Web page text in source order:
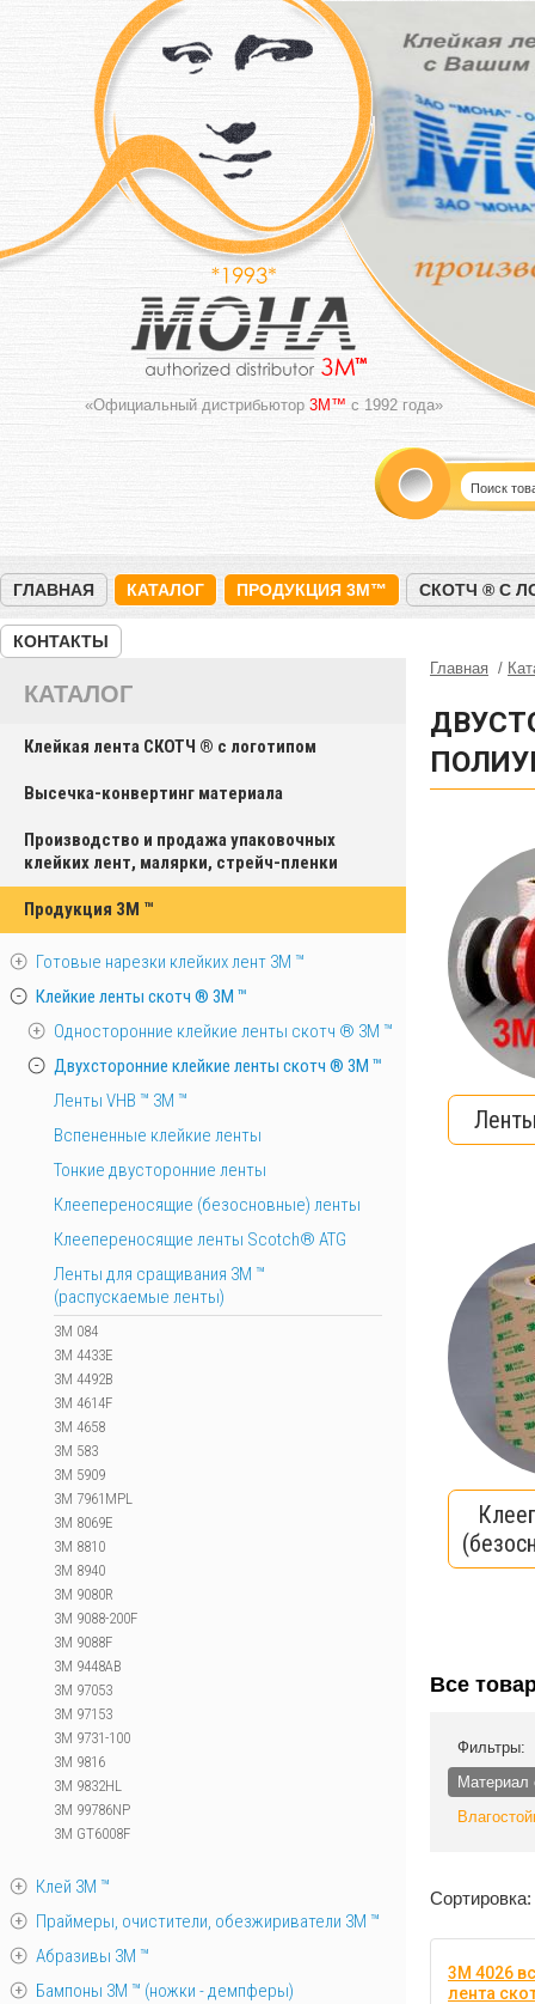
«Официальный дистрибьютор 3M™ с 1992 года»
ГЛАВНАЯ КАТАЛОГ ПРОДУКЦИЯ 3M™ СКОТЧ ® С
КОНТАКТЫ
Главная
Все
Фильтры:
Материал
Сортировка:
3M 4026
лента
КАТАЛОГ
Клейкая лента СКОТЧ ® с логотипом
Высечка-конвертинг материала
Производство и продажа упаковочных
клейких лент, малярки, стрейч-пленки
Продукция 3M ™
Готовые нарезки клейких лент 3M ™
Клейкие ленты скотч ® 3M ™
Односторонние клейкие ленты скотч ® 3M ™
Двухсторонние клейкие ленты скотч ® 3M ™
Ленты VHB ™ 3M ™
Вспененные клейкие ленты
Тонкие двусторонние ленты
Клеепереносящие (безосновные) ленты
Клеепереносящие ленты Scotch® ATG
Ленты для сращивания 3М ™
(распускаемые ленты)
3M 084
3M 4433E
3M 4492B
3M 4614F
3M 4658
3M 583
3M 5909
3M 7961MPL
3M 8069E
3M 8810
3M 8940
3M 9080R
3M 9088-200F
3M 9088F
3M 9448AB
3M 97053
3M 97153
3M 9731-100
3M 9816
3M 9832HL
3M 99786NP
3M GT6008F
Клей 3М ™
Праймеры, очистители, обезжириватели 3М ™
Абразивы 3М ™
Бампоны 3М ™ (ножки - демпферы)